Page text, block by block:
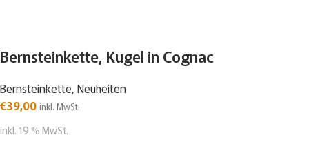
Bernsteinkette, Kugel in Cognac
Bernsteinkette, Neuheiten
€39,00 inkl. MwSt.
inkl. 19 % MwSt.